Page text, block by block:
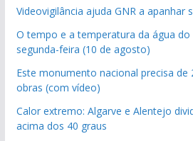
Videovigilância ajuda GNR a apanhar
O tempo e a temperatura da água
segunda-feira (10 de agosto)
Este monumento nacional precisa de
obras (com vídeo)
Calor extremo: Algarve e Alentejo
acima dos 40 graus